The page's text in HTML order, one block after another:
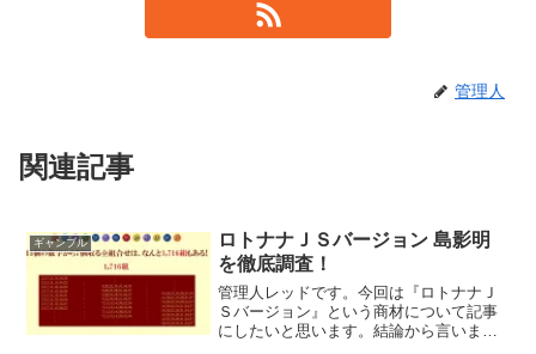
管理人
関連記事
ギャンブル
ロトナナＪＳバージョン 島影明
を徹底調査！
管理人レッドです。今回は『ロトナナＪ
Ｓバージョン』という商材について記事
にしたいと思います。結論から言います